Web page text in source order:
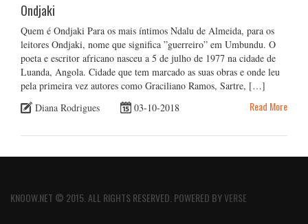
Ondjaki
Quem é Ondjaki Para os mais íntimos Ndalu de Almeida, para os
leitores Ondjaki, nome que significa ”guerreiro” em Umbundu. O
poeta e escritor africano nasceu a 5 de julho de 1977 na cidade de
Luanda, Angola. Cidade que tem marcado as suas obras e onde leu
pela primeira vez autores como Graciliano Ramos, Sartre, […]
Diana Rodrigues
03-10-2018 Read More
KNOOW.NET © 2015. ALL RIGHTS RESERVED. POWERED BYVERSE